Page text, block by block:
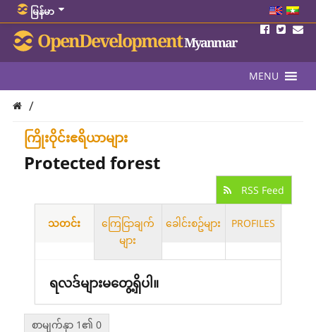
မြန်မာ
OpenDevelopmentMyanmar
MENU
/
ကြိုးဝိုင်းဧရိယာများ
Protected forest
RSS Feed
သတင်း
ကြေငြာချက်
များ
ခေါင်းစဥ်များ PROFILES
ရလဒ်များမတွေ့ရှိပါ။
စာမျက်နှာ 1၏ 0